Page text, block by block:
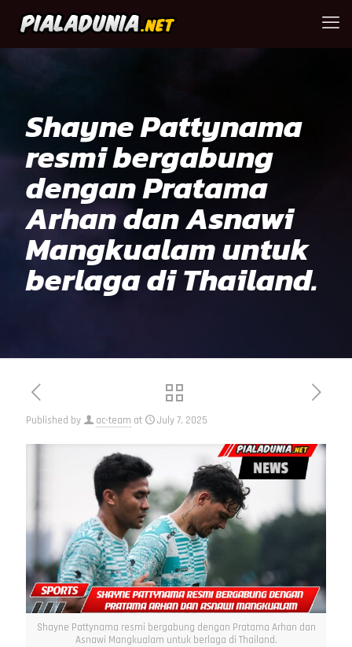
Shayne Pattynama
resmi bergabung
dengan Pratama
Arhan dan Asnawi
Mangkualam untuk
berlaga di Thailand.
Published by ac-team at July 7, 2025
Shayne Pattynama resmi bergabung dengan Pratama Arhan dan
Asnawi Mangkualam untuk berlaga di Thailand.